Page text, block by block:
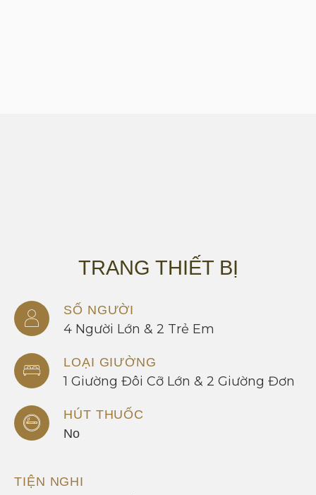
TRANG THIẾT BỊ
SỐ NGƯỜI
4 Người Lớn & 2 Trẻ Em
LOẠI GIƯỜNG
1 Giường Đôi Cỡ Lớn & 2 Giường Đơn
HÚT THUỐC
No
TIỆN NGHI